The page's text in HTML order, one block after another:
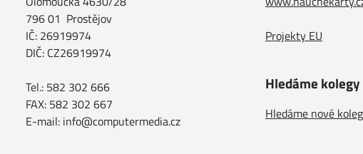
796 01 Prostějov
IČ: 26919974
DIČ: CZ26919974
Tel.: 582 302 666
FAX: 582 302 667
E-mail: info@computermedia.cz
Projekty EU
Hledáme kolegy
Hledáme nové